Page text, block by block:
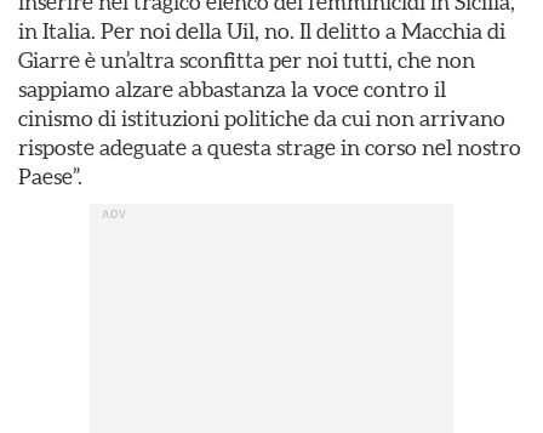
in Italia. Per noi della Uil, no. Il delitto a Macchia di
Giarre è un’altra sconfitta per noi tutti, che non
sappiamo alzare abbastanza la voce contro il
cinismo di istituzioni politiche da cui non arrivano
risposte adeguate a questa strage in corso nel nostro
Paese”.